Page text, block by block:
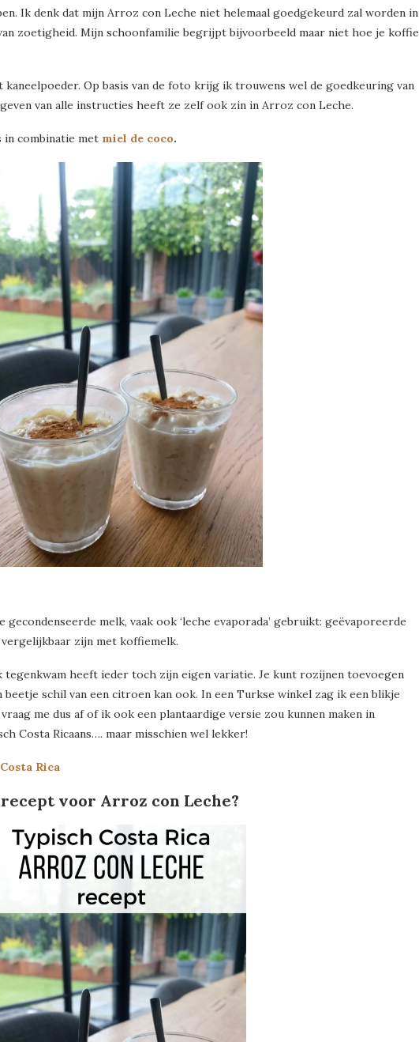
Ik denk dat mijn Arroz con Leche niet helemaal goedgekeurd zal worden in
zoetigheid. Mijn schoonfamilie begrijpt bijvoorbeeld maar niet hoe je koffie
Op basis van de foto krijg ik trouwens wel de goedkeuring van
van alle instructies heeft ze zelf ook zin in Arroz con Leche.
combinatie met miel de coco.
melk, vaak ook ‘leche evaporada’ gebruikt: geëvaporeerde
zijn met koffiemelk.
heeft ieder toch zijn eigen variatie. Je kunt rozijnen toevoegen
schil van een citroen kan ook. In een Turkse winkel zag ik een blikje
me dus af of ik ook een plantaardige versie zou kunnen maken in
Costa Ricaans…. maar misschien wel lekker!
Rica
voor Arroz con Leche?